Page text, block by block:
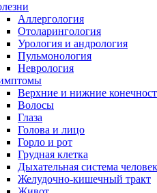
Аллергология
Отоларингология
Урология и андрология
Пульмонология
Неврология
Верхние и нижние
Волосы
Глаза
Голова и лицо
Горло и рот
Грудная клетка
Дыхательная система
Желудочно-кишечный тракт